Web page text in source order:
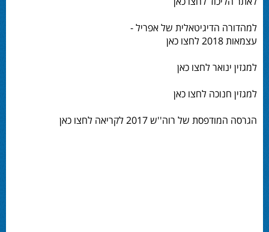
למהדורה הדיגיטאלית של אפריל -
עצמאות 2018 לחצו כאן
למגזין ינואר לחצו כאן
למגזין חנוכה לחצו כאן
הגרסה המודפסת של רוה''ש 2017 לקריאה לחצו כאן